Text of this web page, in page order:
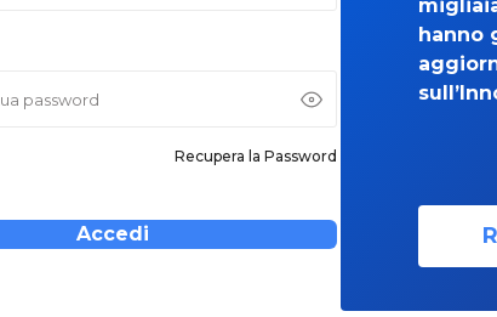
Recupera la Password
Accedi
hanno